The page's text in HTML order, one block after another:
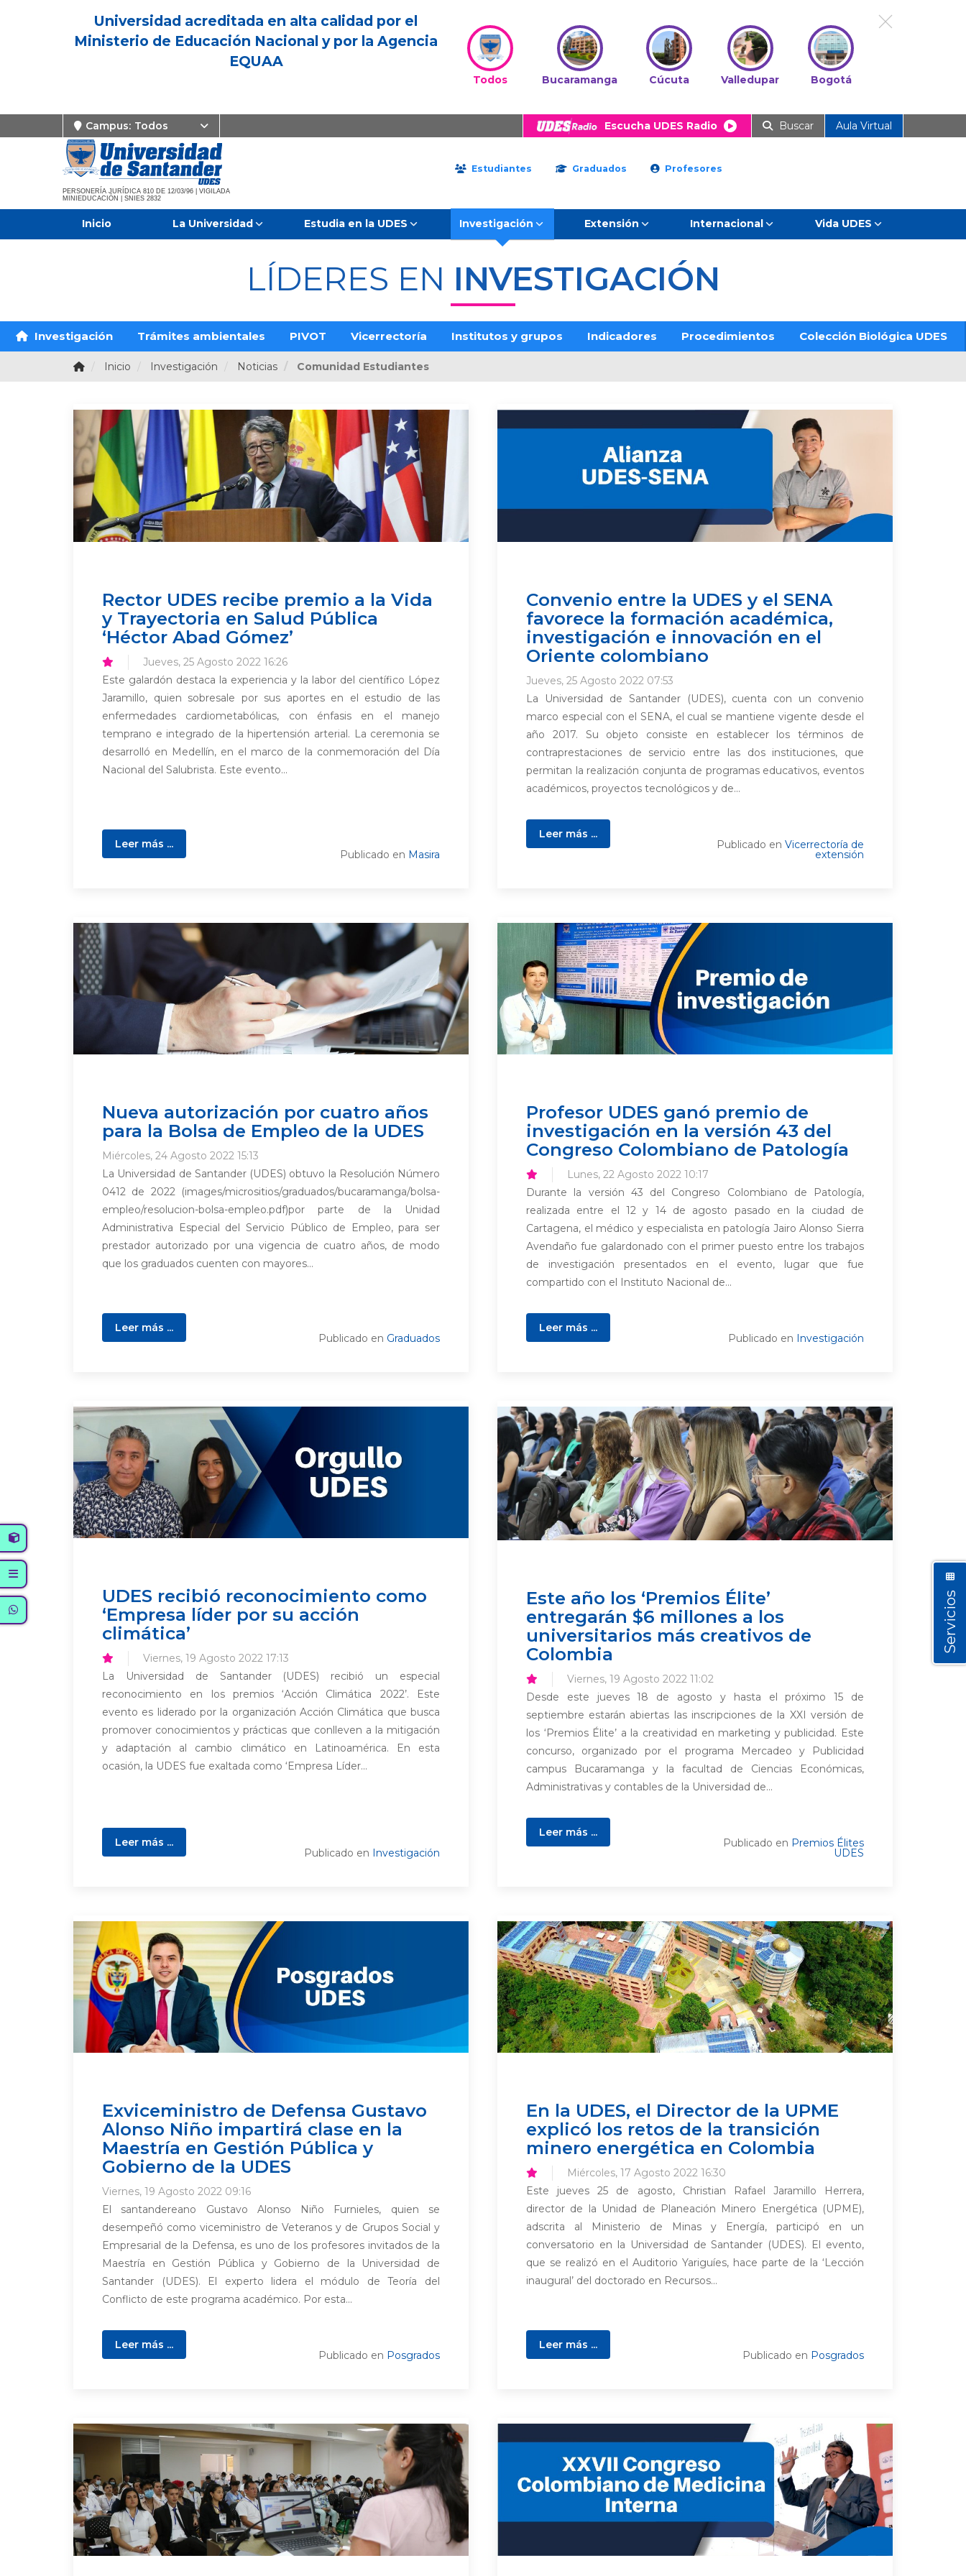
Universidad acreditada en alta calidad por el
Ministerio de Educación Nacional y por la Agencia
EQUAA
Todos Bucaramanga Cúcuta Valledupar Bogotá
Campus: Todos Escucha UDES Radio Buscar Aula Virtual
PERSONERÍA JURÍDICA 810 DE 12/03/96 | VIGILADA
MINIEDUCACIÓN | SNIES 2832
Estudiantes Graduados Profesores
Inicio La Universidad Estudia en la UDES Investigación Extensión Internacional Vida UDES
LÍDERES EN INVESTIGACIÓN
Investigación Trámites ambientales PIVOT Vicerrectoría Institutos y grupos Indicadores Procedimientos Colección Biológica UDES
Inicio Investigación Noticias Comunidad Estudiantes
Rector UDES recibe premio a la Vida
y Trayectoria en Salud Pública
‘Héctor Abad Gómez’
Jueves, 25 Agosto 2022 16:26
Este galardón destaca la experiencia y la labor del científico López
Jaramillo, quien sobresale por sus aportes en el estudio de las
enfermedades cardiometabólicas, con énfasis en el manejo
temprano e integrado de la hipertensión arterial. La ceremonia se
desarrolló en Medellín, en el marco de la conmemoración del Día
Nacional del Salubrista. Este evento...
Leer más ...
Publicado en Masira
Convenio entre la UDES y el SENA
favorece la formación académica,
investigación e innovación en el
Oriente colombiano
Jueves, 25 Agosto 2022 07:53
La Universidad de Santander (UDES), cuenta con un convenio
marco especial con el SENA, el cual se mantiene vigente desde el
año 2017. Su objeto consiste en establecer los términos de
contraprestaciones de servicio entre las dos instituciones, que
permitan la realización conjunta de programas educativos, eventos
académicos, proyectos tecnológicos y de...
Leer más ...
Publicado en Vicerrectoría de
extensión
Nueva autorización por cuatro años
para la Bolsa de Empleo de la UDES
Miércoles, 24 Agosto 2022 15:13
La Universidad de Santander (UDES) obtuvo la Resolución Número
0412 de 2022 (images/micrositios/graduados/bucaramanga/bolsa-
empleo/resolucion-bolsa-empleo.pdf)por parte de la Unidad
Administrativa Especial del Servicio Público de Empleo, para ser
prestador autorizado por una vigencia de cuatro años, de modo
que los graduados cuenten con mayores...
Leer más ...
Publicado en Graduados
Profesor UDES ganó premio de
investigación en la versión 43 del
Congreso Colombiano de Patología
Lunes, 22 Agosto 2022 10:17
Durante la versión 43 del Congreso Colombiano de Patología,
realizada entre el 12 y 14 de agosto pasado en la ciudad de
Cartagena, el médico y especialista en patología Jairo Alonso Sierra
Avendaño fue galardonado con el primer puesto entre los trabajos
de investigación presentados en el evento, lugar que fue
compartido con el Instituto Nacional de...
Leer más ...
Publicado en Investigación
UDES recibió reconocimiento como
‘Empresa líder por su acción
climática’
Viernes, 19 Agosto 2022 17:13
La Universidad de Santander (UDES) recibió un especial
reconocimiento en los premios ‘Acción Climática 2022’. Este
evento es liderado por la organización Acción Climática que busca
promover conocimientos y prácticas que conlleven a la mitigación
y adaptación al cambio climático en Latinoamérica. En esta
ocasión, la UDES fue exaltada como ‘Empresa Líder...
Leer más ...
Publicado en Investigación
Este año los ‘Premios Élite’
entregarán $6 millones a los
universitarios más creativos de
Colombia
Viernes, 19 Agosto 2022 11:02
Desde este jueves 18 de agosto y hasta el próximo 15 de
septiembre estarán abiertas las inscripciones de la XXI versión de
los ‘Premios Élite’ a la creatividad en marketing y publicidad. Este
concurso, organizado por el programa Mercadeo y Publicidad
campus Bucaramanga y la facultad de Ciencias Económicas,
Administrativas y contables de la Universidad de...
Leer más ...
Publicado en Premios Élites
UDES
Exviceministro de Defensa Gustavo
Alonso Niño impartirá clase en la
Maestría en Gestión Pública y
Gobierno de la UDES
Viernes, 19 Agosto 2022 09:16
El santandereano Gustavo Alonso Niño Furnieles, quien se
desempeñó como viceministro de Veteranos y de Grupos Social y
Empresarial de la Defensa, es uno de los profesores invitados de la
Maestría en Gestión Pública y Gobierno de la Universidad de
Santander (UDES). El experto lidera el módulo de Teoría del
Conflicto de este programa académico. Por esta...
Leer más ...
Publicado en Posgrados
En la UDES, el Director de la UPME
explicó los retos de la transición
minero energética en Colombia
Miércoles, 17 Agosto 2022 16:30
Este jueves 25 de agosto, Christian Rafael Jaramillo Herrera,
director de la Unidad de Planeación Minero Energética (UPME),
adscrita al Ministerio de Minas y Energía, participó en un
conversatorio en la Universidad de Santander (UDES). El evento,
que se realizó en el Auditorio Yariguíes, hace parte de la ‘Lección
inaugural’ del doctorado en Recursos...
Leer más ...
Publicado en Posgrados
Servicios